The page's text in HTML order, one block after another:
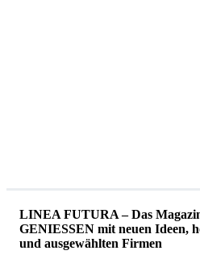
LINEA FUTURA – Das
GENIESSEN mit neuen Ideen,
und ausgewählten Firmen